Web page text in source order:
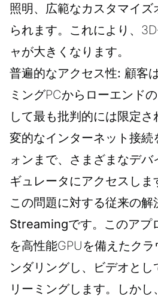
照明、広範なカスタマイズ
られます。これにより、
ャが大きくなります。
普遍的なアクセス性: 顧客
ミングPCからローエンド
して最も批判的には限定
変的なインターネット接続
ォンまで、さまざまなデバ
ギュレータにアクセスしま
この問題に対する従来の解
Streamingです。このアプ
を高性能GPUを備えたク
ンダリングし、ビデオとし
リーミングします。しか